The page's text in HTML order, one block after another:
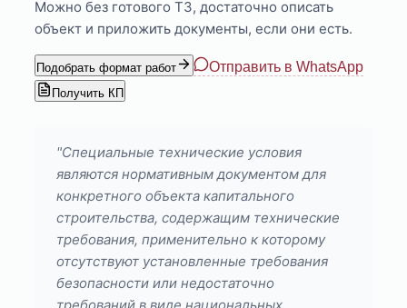
Можно без готового ТЗ, достаточно описать
объект и приложить документы, если они есть.
Подобрать формат работ Отправить в WhatsApp
Получить КП
"Специальные технические условия
являются нормативным документом для
конкретного объекта капитального
строительства, содержащим технические
требования, применительно к которому
отсутствуют установленные требования
безопасности или недостаточно